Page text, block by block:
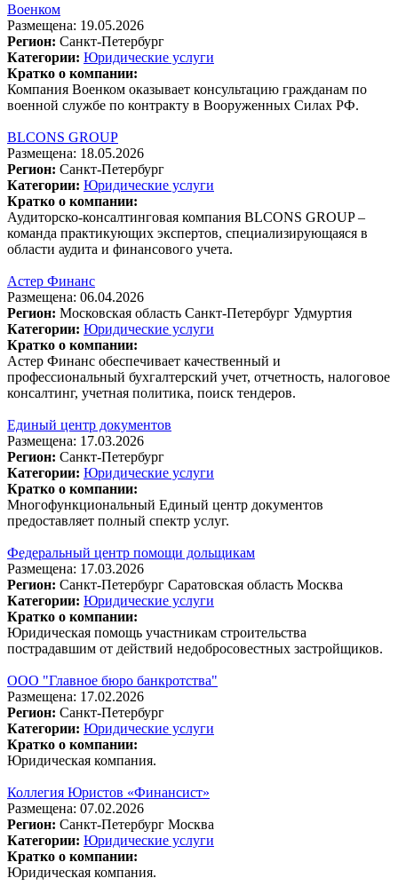
Военком
Размещена: 19.05.2026
Регион: Санкт-Петербург
Категории: Юридические услуги
Кратко о компании:
Компания Военком оказывает консультацию гражданам по
военной службе по контракту в Вооруженных Силах РФ.
BLCONS GROUP
Размещена: 18.05.2026
Регион: Санкт-Петербург
Категории: Юридические услуги
Кратко о компании:
Аудиторско-консалтинговая компания BLCONS GROUP –
команда практикующих экспертов, специализирующаяся в
области аудита и финансового учета.
Астер Финанс
Размещена: 06.04.2026
Регион: Московская область Санкт-Петербург Удмуртия
Категории: Юридические услуги
Кратко о компании:
Астер Финанс обеспечивает качественный и
профессиональный бухгалтерский учет, отчетность, налоговое
консалтинг, учетная политика, поиск тендеров.
Единый центр документов
Размещена: 17.03.2026
Регион: Санкт-Петербург
Категории: Юридические услуги
Кратко о компании:
Многофункциональный Единый центр документов
предоставляет полный спектр услуг.
Федеральный центр помощи дольщикам
Размещена: 17.03.2026
Регион: Санкт-Петербург Саратовская область Москва
Категории: Юридические услуги
Кратко о компании:
Юридическая помощь участникам строительства
пострадавшим от действий недобросовестных застройщиков.
ООО "Главное бюро банкротства"
Размещена: 17.02.2026
Регион: Санкт-Петербург
Категории: Юридические услуги
Кратко о компании:
Юридическая компания.
Коллегия Юристов «Финансист»
Размещена: 07.02.2026
Регион: Санкт-Петербург Москва
Категории: Юридические услуги
Кратко о компании:
Юридическая компания.